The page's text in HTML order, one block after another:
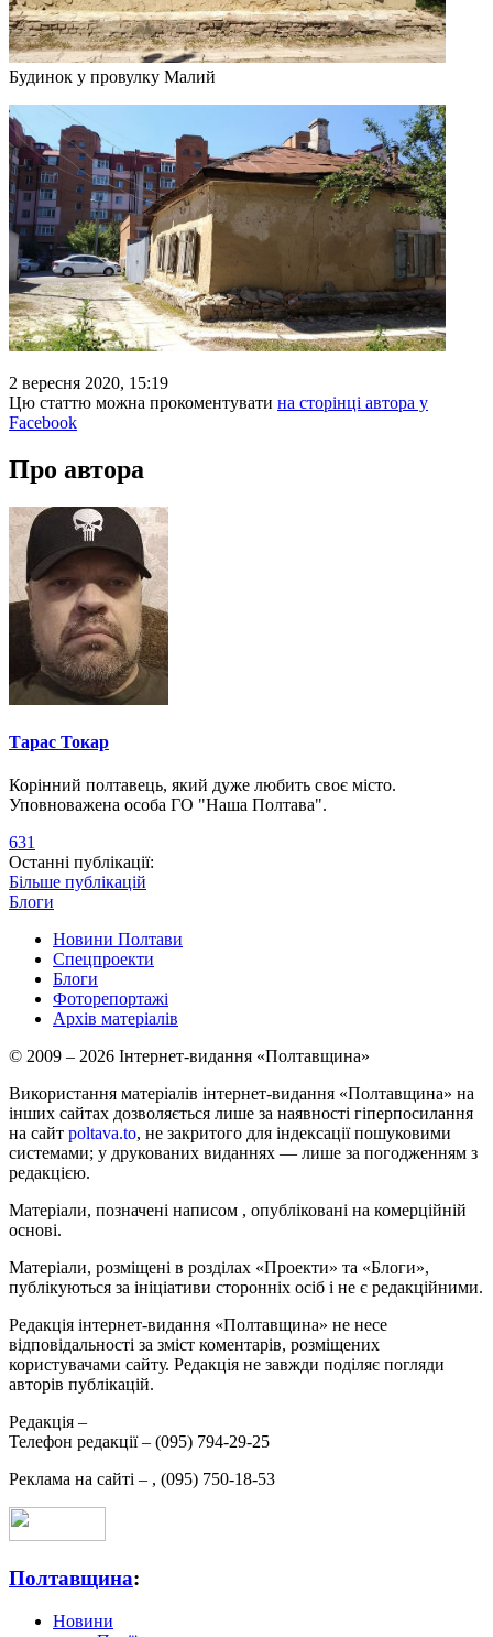
Будинок у провулку Малий
2 вересня 2020, 15:19
Цю статтю можна прокоментувати на сторінці автора у
Facebook
Про автора
Тарас Токар
Корінний полтавець, який дуже любить своє місто.
Уповноважена особа ГО "Наша Полтава".
631
Останні публікації:
Більше публікацій
Блоги
Новини Полтави
Спецпроекти
Блоги
Фоторепортажі
Архів матеріалів
© 2009 – 2026 Інтернет-видання «Полтавщина»
Використання матеріалів інтернет-видання «Полтавщина» на
інших сайтах дозволяється лише за наявності гіперпосилання
на сайт poltava.to, не закритого для індексації пошуковими
системами; у друкованих виданнях — лише за погодженням з
редакцією.
Матеріали, позначені написом , опубліковані на комерційній
основі.
Матеріали, розміщені в розділах «Проекти» та «Блоги»,
публікуються за ініціативи сторонніх осіб і не є редакційними.
Редакція інтернет-видання «Полтавщина» не несе
відповідальності за зміст коментарів, розміщених
користувачами сайту. Редакція не завжди поділяє погляди
авторів публікацій.
Редакція –
Телефон редакції – (095) 794-29-25
Реклама на сайті – , (095) 750-18-53
Полтавщина:
Новини